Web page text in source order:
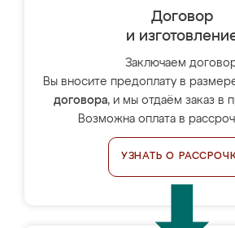
Договор
и
Заключаем
Вы вносите предоплату в
договора, и мы отдаём заказ в
Возможна оплата в
УЗНАТЬ О